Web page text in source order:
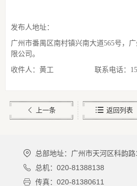
发布人地址：
广州市番禺区南村镇兴南大道565号，
限公司。
收件人： 黄工 联系电话：
上一条 返回列表
总部地址：广州市天河区科韵
总机：020-81388138
传真：020-81380611